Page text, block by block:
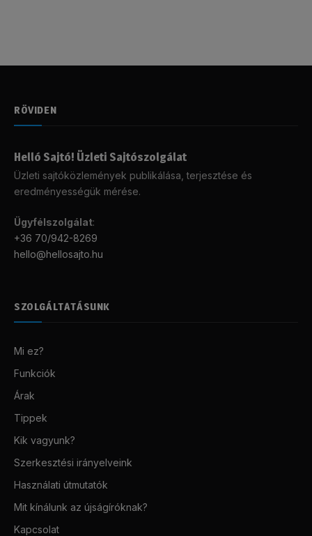
RÖVIDEN
Helló Sajtó! Üzleti Sajtószolgálat
Üzleti sajtóközlemények publikálása, terjesztése és
eredményességük mérése.
Ügyfélszolgálat:
+36 70/942-8269
hello@hellosajto.hu
SZOLGÁLTATÁSUNK
Mi ez?
Funkciók
Árak
Tippek
Kik vagyunk?
Szerkesztési irányelveink
Használati útmutatók
Mit kínálunk az újságíróknak?
Kapcsolat